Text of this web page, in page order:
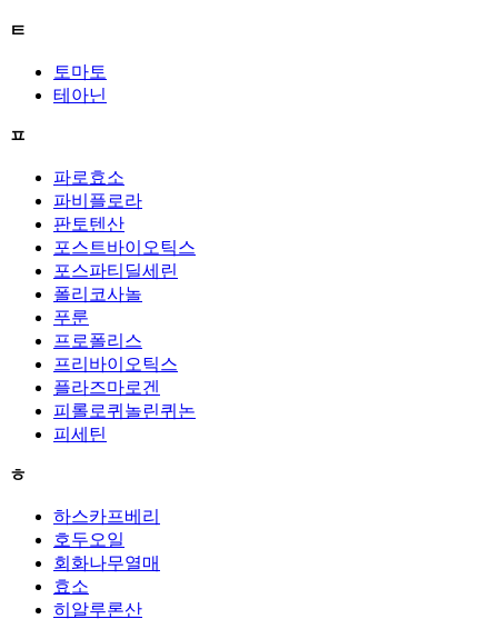
ㅌ
토마토
테아닌
ㅍ
파로효소
파비플로라
판토텐산
포스트바이오틱스
포스파티딜세린
폴리코사놀
푸룬
프로폴리스
프리바이오틱스
플라즈마로겐
피롤로퀴놀린퀴논
피세틴
ㅎ
하스카프베리
호두오일
회화나무열매
효소
히알루론산